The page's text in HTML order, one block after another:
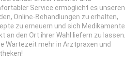
Service ermöglicht es unseren
Online-Behandlungen zu erhalten,
zu erneuern und sich Medikamente
an den Ort ihrer Wahl liefern zu lassen.
Wartezeit mehr in Arztpraxen und